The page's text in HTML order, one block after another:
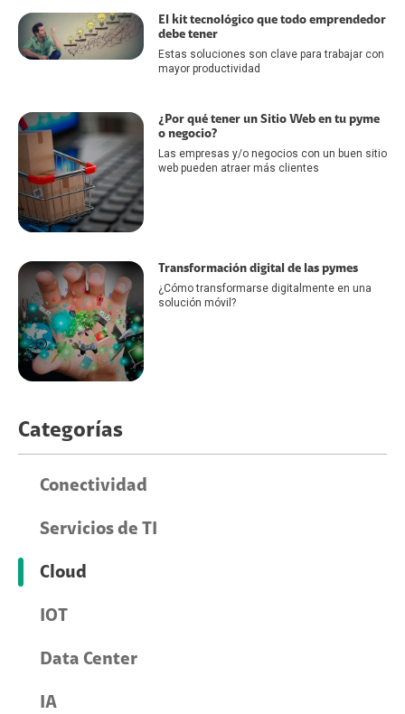
El kit tecnológico que todo emprendedor
debe tener
Estas soluciones son clave para trabajar con
mayor productividad
¿Por qué tener un Sitio Web en tu pyme
o negocio?
Las empresas y/o negocios con un buen sitio
web pueden atraer más clientes
Transformación digital de las pymes
¿Cómo transformarse digitalmente en una
solución móvil?
Categorías
Conectividad
Servicios de TI
Cloud
IOT
Data Center
IA